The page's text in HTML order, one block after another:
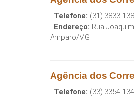
Telefone: (31) 3833-
Endereço: Rua
Amparo/MG
Agência dos
Telefone: (33) 3354-